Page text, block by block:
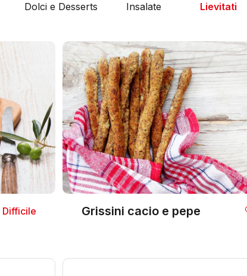
Dolci e Desserts Insalate Lievitati
Difficile Grissini cacio e pepe